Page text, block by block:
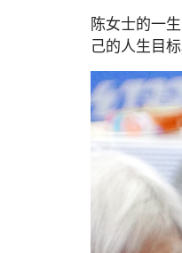
陈女士的一
己的人生目